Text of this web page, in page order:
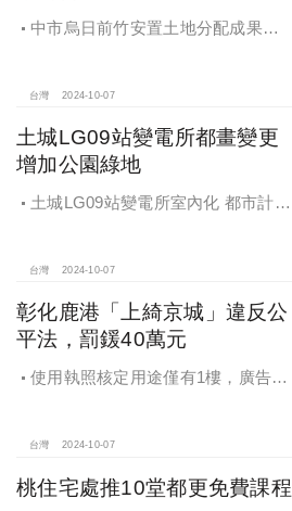
中市烏日前竹安置土地分配成果公
台灣 2024-10-07
土城LG09站變電所都畫變更
增加公園綠地
土城LG09站變電所室內化 都市計畫
台灣 2024-10-07
彰化鹿港「上綺京城」違反公
平法，罰鍰40萬元
使用執照核定用途僅有1樓，廣告宣
台灣 2024-10-07
桃住宅處推10堂都更免費課程